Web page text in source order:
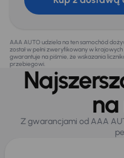
AAA AUTO udziela na ten samochód
został w pełni zweryfikowany w
gwarantuje na piśmie, że wskazania
przebiegowi.
na
Z gwarancjami od AAA